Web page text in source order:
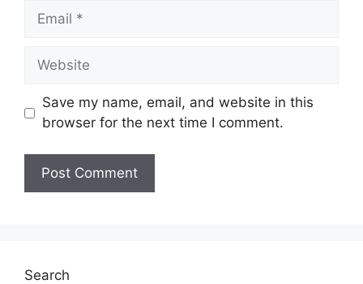
Email
Website
Save my name, email, and website in this
browser for the next time I comment.
Search